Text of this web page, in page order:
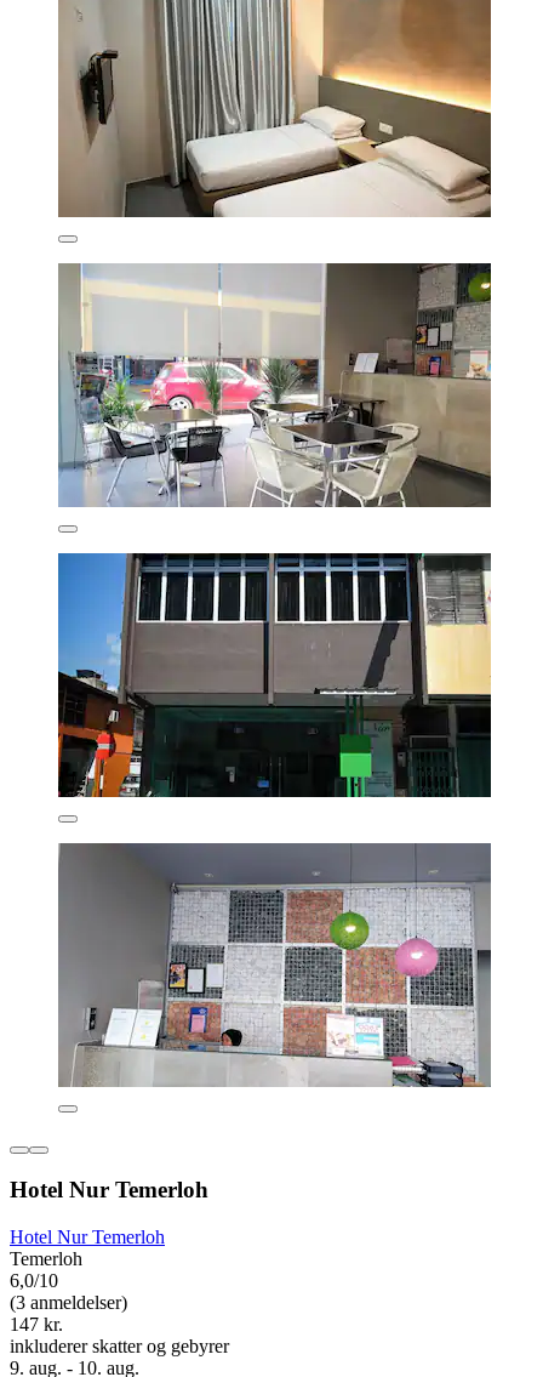
Hotel Nur Temerloh
Hotel Nur Temerloh
Temerloh
6,0/10
(3 anmeldelser)
147 kr.
inkluderer skatter og gebyrer
9. aug. - 10. aug.